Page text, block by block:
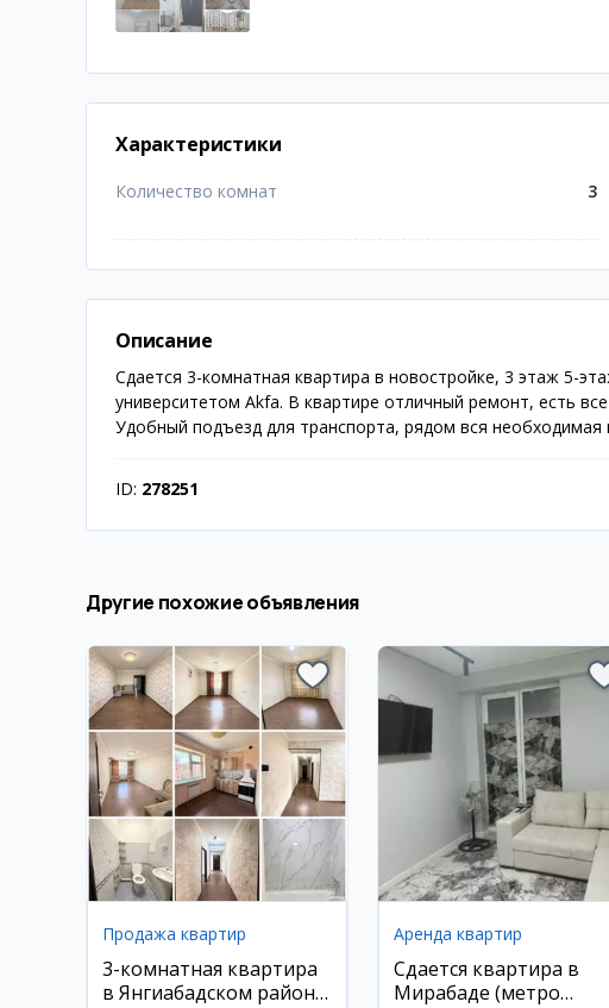
Характеристики
Количество комнат 3
Описание
Сдается 3-комнатная квартира в новостройке, 3 этаж 5-
университетом Akfa. В квартире отличный ремонт, есть
Удобный подъезд для транспорта, рядом вся необходимая
ID: 278251
Другие похожие объявления
Продажа квартир
3-комнатная квартира
в Янгиабадском районе,
Аренда квартир
Сдается квартира в
Мирабаде (метро